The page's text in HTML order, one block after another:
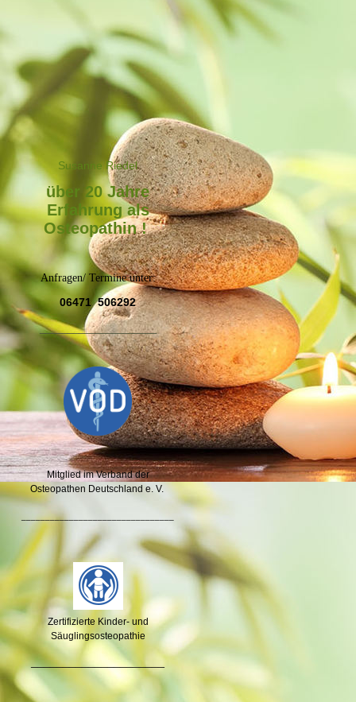
Susanne Riedel
über 20 Jahre
Erfahrung als
Osteopathin !
Anfragen/ Termine unter:
06471 506292
_____________________
Mitglied im Verband der
Osteopathen Deutschland e. V.
________________________________
Zertifizierte Kinder- und
Säuglingsosteopathie
_____________________